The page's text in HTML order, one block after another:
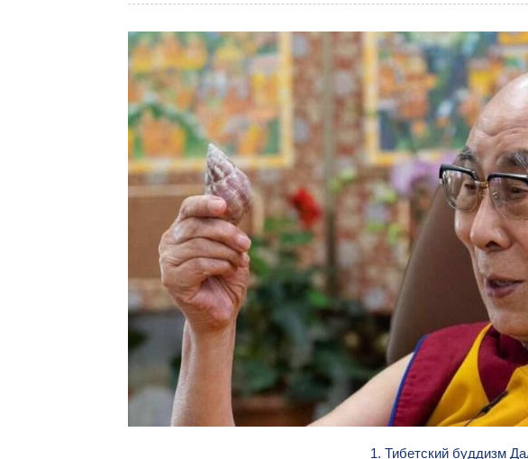
1. Тибетский буддизм